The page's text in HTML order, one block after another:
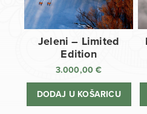
Jeleni – Limited
Edition
3.000,00€
DODAJ U KOŠARICU